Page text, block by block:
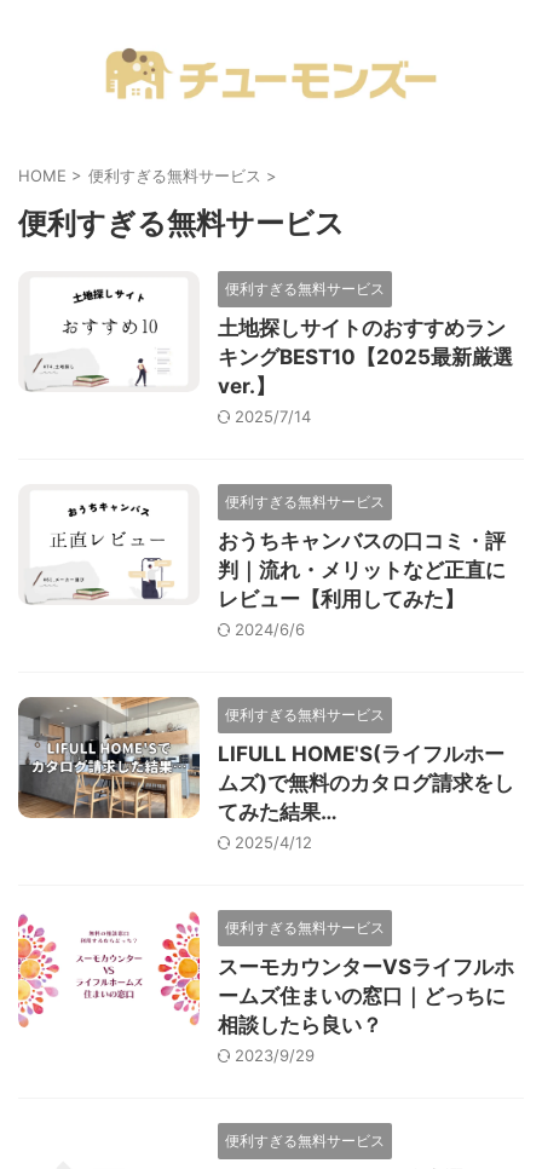
HOME > 便利すぎる無料サービス >
便利すぎる無料サービス
便利すぎる無料サービス
土地探しサイトのおすすめラン
キングBEST10【2025最新厳選
ver.】
2025/7/14
便利すぎる無料サービス
おうちキャンバスの口コミ・評
判｜流れ・メリットなど正直に
レビュー【利用してみた】
2024/6/6
便利すぎる無料サービス
LIFULL HOME'S(ライフルホー
ムズ)で無料のカタログ請求をし
てみた結果…
2025/4/12
便利すぎる無料サービス
スーモカウンターVSライフルホ
ームズ住まいの窓口｜どっちに
相談したら良い？
2023/9/29
便利すぎる無料サービス